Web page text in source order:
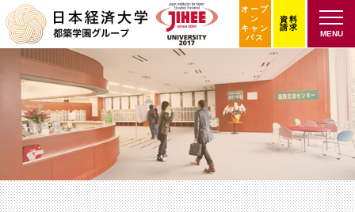
オープ
ン
キャン
パス
資料
請求
MENU